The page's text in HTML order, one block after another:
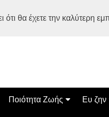
θα έχετε την καλύτερη
Ποιότητα Ζωής Ευ ζην